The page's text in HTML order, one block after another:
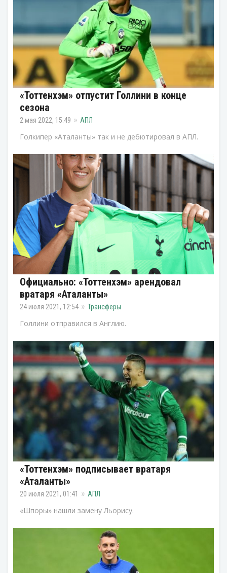
«Тоттенхэм» отпустит Голлини в конце
сезона
2 мая 2022, 15:49 АПЛ
Голкипер «Аталанты» так и не дебютировал в АПЛ.
Официально: «Тоттенхэм» арендовал
вратаря «Аталанты»
24 июля 2021, 12:54 Трансферы
Голлини отправился в Англию.
«Тоттенхэм» подписывает вратаря
«Аталанты»
20 июля 2021, 01:41 АПЛ
«Шпоры» нашли замену Льорису.